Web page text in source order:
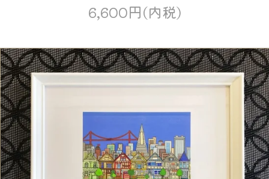
6,600円(内税)